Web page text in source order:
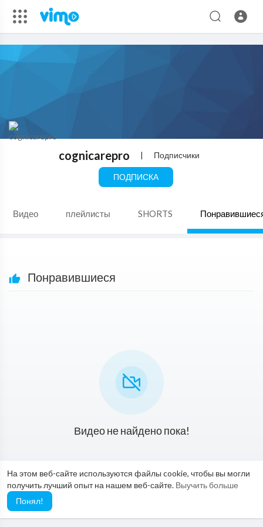
На этом веб-сайте используются файлы cookie, чтобы вы могли
получить лучший опыт на нашем веб-сайте. Выучить больше
Понял!
cognicarepro | Подписчики
ПОДПИСКА
Видео плейлисты SHORTS
Понравившиеся
Видео не найдено пока!